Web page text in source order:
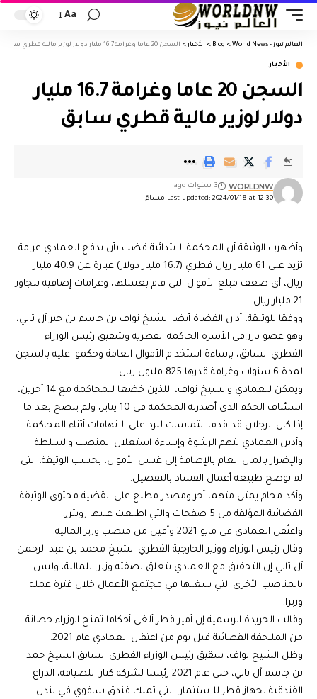
Aa
العالم نيوز - World News >
Blog
> الأخبار > السجن 20 عاما وغرامة 16.7 مليار دولار لوزير مالية قطري سابق
الأخبار
السجن 20 عاما وغرامة 16.7 مليار
دولار لوزير مالية قطري سابق
Last updated: 2024/01/18 at 12:30 مساءً
WORLDNW 3 سنوات ago
وأظهرت الوثيقة أن المحكمة الابتدائية قضت بأن يدفع العمادي غرامة
تزيد على 61 مليار ريال قطري (16.7 مليار دولار) عبارة عن 40.9 مليار
ريال، أي ضعف مبلغ الأموال التي قام بغسلها، وغرامات إضافية تتجاوز
21 مليار ريال.
ووفقا للوثيقة، أدان القضاة أيضا الشيخ نواف بن جاسم بن جبر آل ثاني،
وهو عضو بارز في الأسرة الحاكمة القطرية وشقيق رئيس الوزراء
القطري السابق، بإساءة استخدام الأموال العامة وحكموا عليه بالسجن
لمدة 6 سنوات وغرامة قدرها 825 مليون ريال.
ويمكن للعمادي والشيخ نواف، اللذين خضعا للمحاكمة مع 14 آخرين،
استئناف الحكم الذي أصدرته المحكمة في 10 يناير، ولم يتضح بعد ما
إذا كان الرجلان قد قدما التماسات للرد على الاتهامات أثناء المحاكمة.
وأدين العمادي بتهم الرشوة وإساءة استغلال المنصب والسلطة
والإضرار بالمال العام بالإضافة إلى غسل الأموال، بحسب الوثيقة، التي
لم توضح طبيعة أعمال الفساد بالتفصيل.
وأكد محام يمثل متهما آخر ومصدر مطلع على القضية محتوى الوثيقة
القضائية المؤلفة من 5 صفحات والتي اطلعت عليها رويترز.
واعتُقل العمادي في مايو 2021 وأقيل من منصب وزير المالية.
وقال رئيس الوزراء ووزير الخارجية القطري الشيخ محمد بن عبد الرحمن
آل ثاني إن التحقيق مع العمادي يتعلق بصفته وزيرا للمالية، وليس
بالمناصب الأخرى التي شغلها في مجتمع الأعمال خلال فترة عمله
وزيرا.
وقالت الجريدة الرسمية إن أمير قطر ألغى أحكاما تمنح الوزراء حصانة
من الملاحقة القضائية قبل يوم من اعتقال العمادي عام 2021.
وظل الشيخ نواف، شقيق رئيس الوزراء القطري السابق الشيخ حمد
بن جاسم آل ثاني، حتى عام 2021 رئيسا لشركة كتارا للضيافة، الذراع
الفندقية لجهاز قطر للاستثمار، التي تملك فندق سافوي في لندن